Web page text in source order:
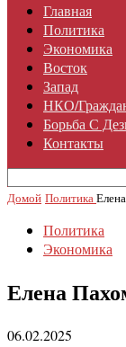
Главная
Политика
Экономика
Восток
Запад
НКО/
Борьба С
Контакты
Домой Политика
Политика
Экономика
Елена
06.02.2025